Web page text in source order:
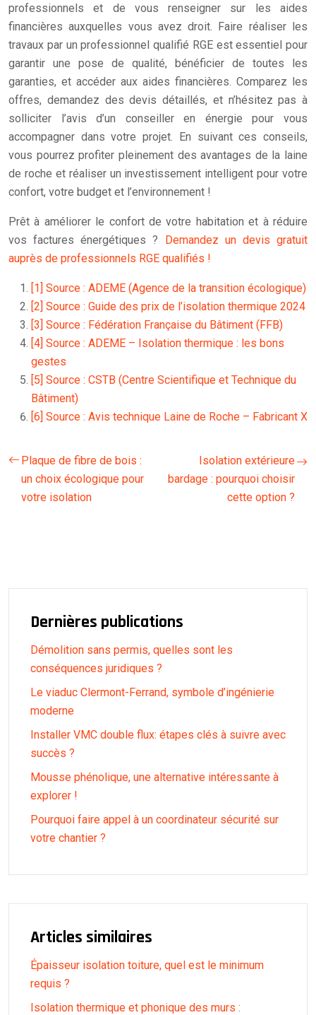
professionnels et de vous renseigner sur les aides
financières auxquelles vous avez droit. Faire réaliser les
travaux par un professionnel qualifié RGE est essentiel pour
garantir une pose de qualité, bénéficier de toutes les
garanties, et accéder aux aides financières. Comparez les
offres, demandez des devis détaillés, et n’hésitez pas à
solliciter l’avis d’un conseiller en énergie pour vous
accompagner dans votre projet. En suivant ces conseils,
vous pourrez profiter pleinement des avantages de la laine
de roche et réaliser un investissement intelligent pour votre
confort, votre budget et l’environnement !
Prêt à améliorer le confort de votre habitation et à réduire
vos factures énergétiques ? Demandez un devis gratuit
auprès de professionnels RGE qualifiés !
[1] Source : ADEME (Agence de la transition écologique)
[2] Source : Guide des prix de l’isolation thermique 2024
[3] Source : Fédération Française du Bâtiment (FFB)
[4] Source : ADEME – Isolation thermique : les bons
gestes
[5] Source : CSTB (Centre Scientifique et Technique du
Bâtiment)
[6] Source : Avis technique Laine de Roche – Fabricant X
Plaque de fibre de bois :
un choix écologique pour
votre isolation
Isolation extérieure
bardage : pourquoi choisir
cette option ?
Dernières publications
Démolition sans permis, quelles sont les
conséquences juridiques ?
Le viaduc Clermont-Ferrand, symbole d’ingénierie
moderne
Installer VMC double flux: étapes clés à suivre avec
succès ?
Mousse phénolique, une alternative intéressante à
explorer !
Pourquoi faire appel à un coordinateur sécurité sur
votre chantier ?
Articles similaires
Épaisseur isolation toiture, quel est le minimum
requis ?
Isolation thermique et phonique des murs :